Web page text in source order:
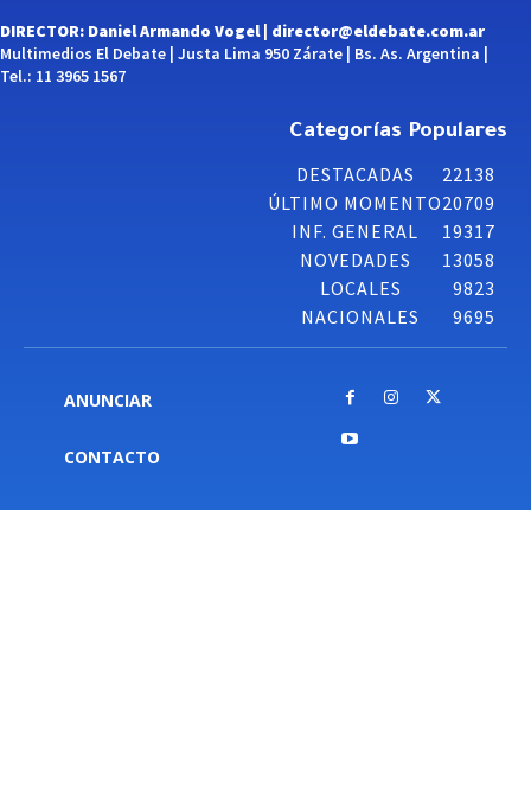
DIRECTOR: Daniel Armando Vogel | director@eldebate.com.ar
Multimedios El Debate | Justa Lima 950 Zárate | Bs. As. Argentina |
Tel.: 11 3965 1567
Categorías Populares
DESTACADAS
22138
ÚLTIMO MOMENTO20709
INF. GENERAL
19317
NOVEDADES
13058
LOCALES
9823
NACIONALES
9695
ANUNCIAR
CONTACTO